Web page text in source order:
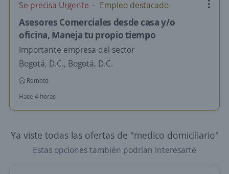
Se precisa Urgente Empleo destacado
Asesores Comerciales desde casa y/o
oficina, Maneja tu propio tiempo
Importante empresa del sector
Bogotá, D.C., Bogotá, D.C.
Remoto
Hace 4 horas
Ya viste todas las ofertas de "medico domiciliario"
Estas opciones también podrían interesarte